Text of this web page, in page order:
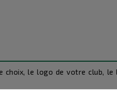
le logo de votre club,